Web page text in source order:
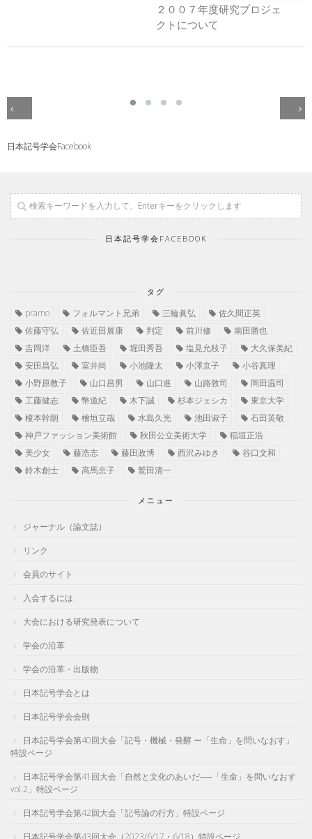
２００７年度研究プロジェ
クトについて
日本記号学会Facebook
日本記号学会FACEBOOK
タグ
pramo フォルマント兄弟 三輪眞弘
佐久間正英
佐藤守弘
佐近田展康 判定 前川修
南田勝也
吉岡洋
土橋臣吾 堀田秀吾 塩見允枝子
大久保美紀
安田昌弘
室井尚 小池隆太 小澤京子
小谷真理
小野原教子
山口昌男 山口進 山路敦司
岡田温司
工藤健志
幣道紀 木下誠 杉本ジェシカ
東京大学
榎本幹朗
檜垣立哉 水島久光 池田淑子
石田英敬
神戸ファッション美術館
秋田公立美術大学
稲垣正浩
美少女
藤浩志 藤田政博 西沢みゆき
谷口文和
鈴木創士
高馬京子 鷲田清一
メニュー
ジャーナル（論文誌）
リンク
会員のサイト
入会するには
大会における研究発表について
学会の沿革
学会の沿革・出版物
日本記号学会とは
日本記号学会会則
日本記号学会第40回大会「記号・機械・発酵 ー「生命」を問いなおす」
特設ページ
日本記号学会第41回大会「自然と文化のあいだ──「生命」を問いなおす
vol.2」特設ページ
日本記号学会第42回大会「記号論の行方」特設ページ